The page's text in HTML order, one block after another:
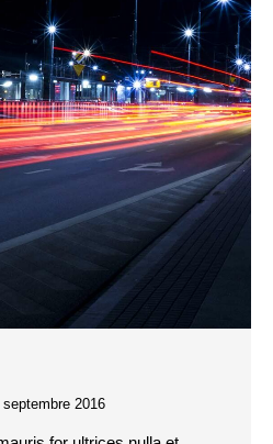
septembre 2016